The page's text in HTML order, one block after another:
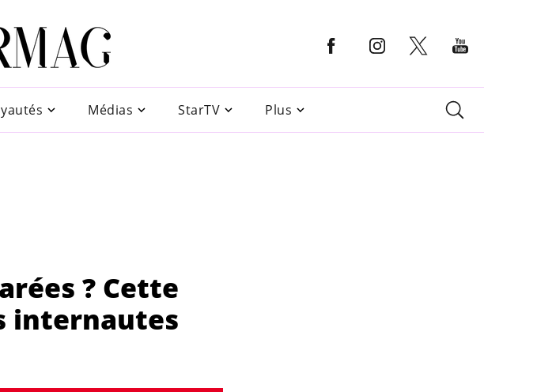
Médias StarTV Plus
? Cette
internautes